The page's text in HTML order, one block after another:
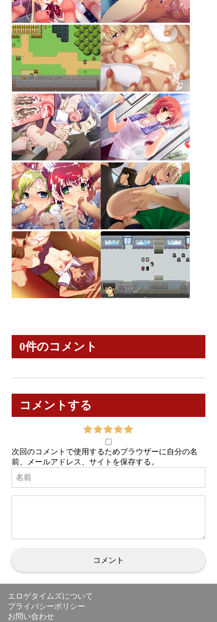
0件のコメント
コメントする
次回のコメントで使用するためブラウザーに自分の名
前、メールアドレス、サイトを保存する。
エロゲタイムズについて
プライバシーポリシー
お問い合わせ